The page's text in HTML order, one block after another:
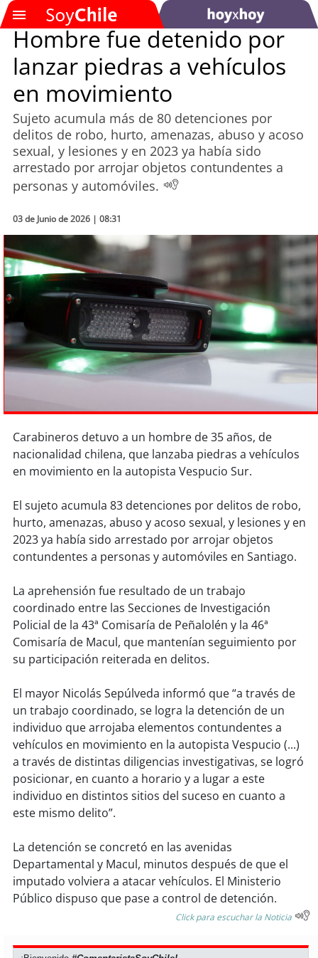
Podcast
Actualidad
Entretención
Economía
Deportes
Tecnología
Sostenibilidad
soychile
soyiquique
soycalama
soyantofagasta
soy copiapó
soyquillota
soysanantonio
soysancarlos
soytalcahuano
soyconcepción
soycoronel
soyarauco
soytemuco
Hombre fue detenido por
lanzar piedras a vehículos
en movimiento
Sujeto acumula más de 80 detenciones por
delitos de robo, hurto, amenazas, abuso y acoso
sexual, y lesiones y en 2023 ya había sido
arrestado por arrojar objetos contundentes a
personas y automóviles.
03 de Junio de 2026 | 08:31
Carabineros detuvo a un hombre de 35 años, de
nacionalidad chilena, que lanzaba piedras a vehículos
en movimiento en la autopista Vespucio Sur.
El sujeto acumula 83 detenciones por delitos de robo,
hurto, amenazas, abuso y acoso sexual, y lesiones y en
2023 ya había sido arrestado por arrojar objetos
contundentes a personas y automóviles en Santiago.
La aprehensión fue resultado de un trabajo
coordinado entre las Secciones de Investigación
Policial de la 43ª Comisaría de Peñalolén y la 46ª
Comisaría de Macul, que mantenían seguimiento por
su participación reiterada en delitos.
El mayor Nicolás Sepúlveda informó que “a través de
un trabajo coordinado, se logra la detención de un
individuo que arrojaba elementos contundentes a
vehículos en movimiento en la autopista Vespucio (...)
a través de distintas diligencias investigativas, se logró
posicionar, en cuanto a horario y a lugar a este
individuo en distintos sitios del suceso en cuanto a
este mismo delito”.
La detención se concretó en las avenidas
Departamental y Macul, minutos después de que el
imputado volviera a atacar vehículos. El Ministerio
Público dispuso que pase a control de detención.
Click para escuchar la Noticia